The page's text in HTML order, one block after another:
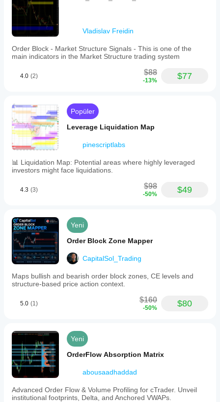
Vladislav Freidin
Order Block - Market Structure Signals - This is one of the
main indicators in the Market Structure trading system
4.0 (2) $88
-13% $77
Popüler
Leverage Liquidation Map
pinescriptlabs
📊 Liquidation Map: Potential areas where highly leveraged
investors might face liquidations.
4.3 (3) $98
-50% $49
Yeni
Order Block Zone Mapper
CapitalSol_Trading
Maps bullish and bearish order block zones, CE levels and
structure-based price action context.
5.0 (1) $160
-50% $80
Yeni
OrderFlow Absorption Matrix
abousaadhaddad
Advanced Order Flow & Volume Profiling for cTrader. Unveil
institutional footprints, Delta, and Anchored VWAPs.